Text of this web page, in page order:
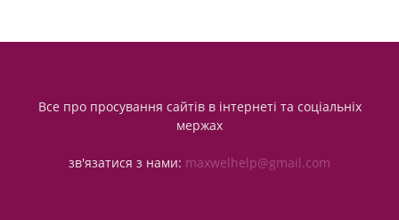
Все про просування сайтів в інтернеті та соціальніх
мержах
зв'язатися з нами: maxwelhelp@gmail.com